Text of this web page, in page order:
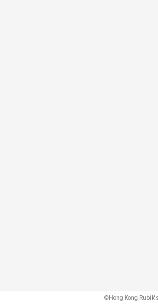
©Hong Kong